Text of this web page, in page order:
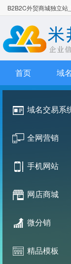
B2B2C外贸商城独立站
首页 域
域名交易系
全网营销
手机网站
网店商城
微分销
精品模板